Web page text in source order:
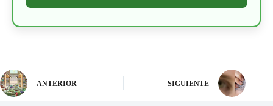
ANTERIOR SIGUIENTE